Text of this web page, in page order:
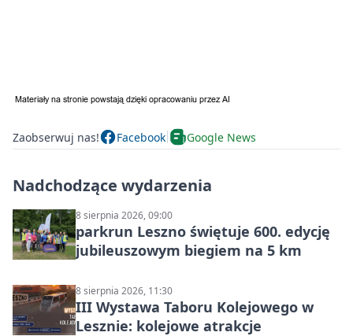
Zaobserwuj nas! Facebook Google News
Nadchodzące wydarzenia
8 sierpnia 2026, 09:00
parkrun Leszno świętuje 600. edycję
jubileuszowym biegiem na 5 km
8 sierpnia 2026, 11:30
III Wystawa Taboru Kolejowego w
Lesznie: kolejowe atrakcje